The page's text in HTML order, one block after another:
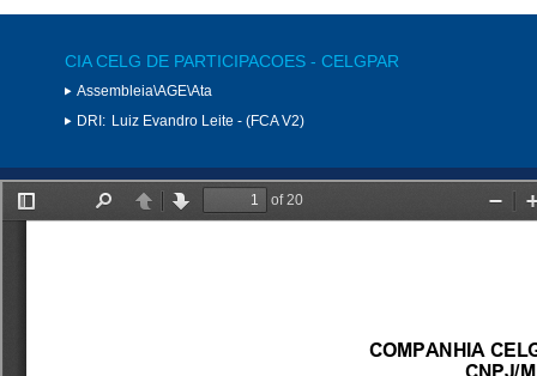
CIA CELG DE PARTICIPACOES - CELGPAR
Assembleia\AGE\Ata
DRI: Luiz Evandro Leite - (FCA V2)